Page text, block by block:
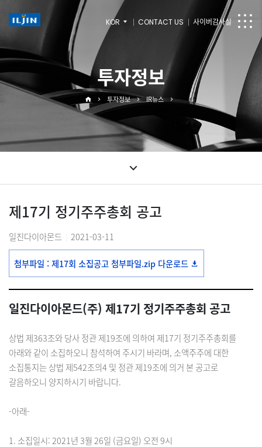
KOR CONTACT US 사이버감사실
투자정보
투자정보 IR뉴스
제17기 정기주주총회 공고
일진다이아몬드 2021-03-11
첨부파일 : 제17회 소집공고 첨부파일.zip 다운로드
일진다이아몬드(주) 제17기 정기주주총회 공고
상법 제363조와 당사 정관 제19조에 의하여 제17기 정기주주총회를
아래와 같이 소집하오니 참석하여 주시기 바라며, 소액주주에 대한
소집통지는 상법 제542조의4 및 정관 제19조에 의거 본 공고로
갈음하오니 양지하시기 바랍니다.
-아래-
1. 소집일시: 2021년 3월 26일 (금요일) 오전 9시